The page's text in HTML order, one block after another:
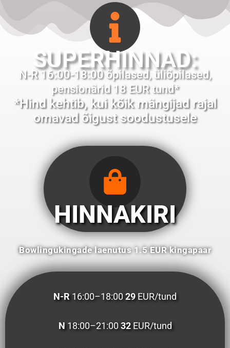
SUPERHINNAD:
N-R 16:00-18:00 õpilased, üliõpilased,
pensionärid 18 EUR tund*
*Hind kehtib, kui kõik mängijad rajal
omavad õigust soodustusele
HINNAKIRI
Bowlingukingade laenutus 1.5EUR kingapaar
N-R 16:00–18:00 29EUR/tund
N18:00–21:00 32EUR/tund